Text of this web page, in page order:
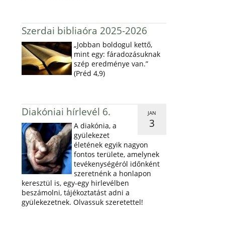
Szerdai bibliaóra 2025-2026
„Jobban boldogul kettő,
mint egy: fáradozásuknak
szép eredménye van.”
(Préd 4,9)
JAN
3
Diakóniai hírlevél 6.
A diakónia, a
gyülekezet
életének egyik nagyon
fontos területe, amelynek
tevékenységéról időnként
szeretnénk a honlapon
keresztül is, egy-egy hirlevélben
beszámolni, tájékoztatást adni a
gyülekezetnek. Olvassuk szeretettel!